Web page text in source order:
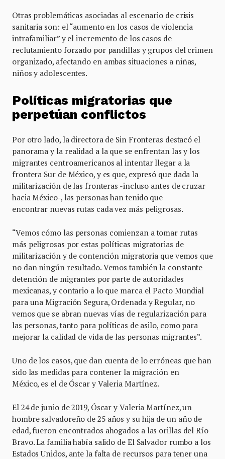
Otras problemáticas asociadas al escenario de crisis
sanitaria son: el “aumento en los casos de violencia
intrafamiliar” y el incremento de los casos de
reclutamiento forzado por pandillas y grupos del crimen
organizado, afectando en ambas situaciones a niñas,
niños y adolescentes.
Políticas migratorias que
perpetúan conflictos
Por otro lado, la directora de Sin Fronteras destacó el
panorama y la realidad a la que se enfrentan las y los
migrantes centroamericanos al intentar llegar a la
frontera Sur de México, y es que, expresó que dada la
militarización de las fronteras -incluso antes de cruzar
hacia México-, las personas han tenido que
encontrar nuevas rutas cada vez más peligrosas.
“Vemos cómo las personas comienzan a tomar rutas
más peligrosas por estas políticas migratorias de
militarización y de contención migratoria que vemos que
no dan ningún resultado. Vemos también la constante
detención de migrantes por parte de autoridades
mexicanas, y contario a lo que marca el Pacto Mundial
para una Migración Segura, Ordenada y Regular, no
vemos que se abran nuevas vías de regularización para
las personas, tanto para políticas de asilo, como para
mejorar la calidad de vida de las personas migrantes”.
Uno de los casos, que dan cuenta de lo erróneas que han
sido las medidas para contener la migración en
México, es el de Óscar y Valeria Martínez.
El 24 de junio de 2019, Óscar y Valeria Martínez, un
hombre salvadoreño de 25 años y su hija de un año de
edad, fueron encontrados ahogados a las orillas del Río
Bravo. La familia había salido de El Salvador rumbo a los
Estados Unidos, ante la falta de recursos para tener una